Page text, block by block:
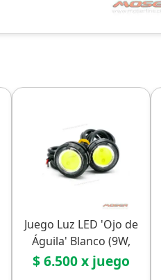
Juego Luz LED 'Ojo de
Águila' Blanco (9W,
Lupa)
$ 6.500 x juego